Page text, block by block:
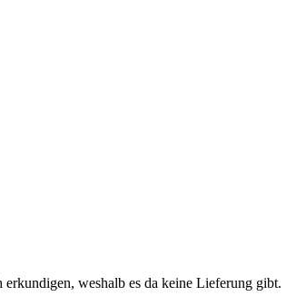
weshalb es da keine Lieferung gibt.